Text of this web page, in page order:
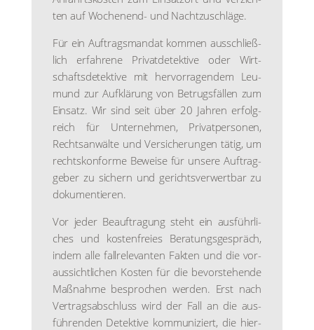
ten auf Wochen­end- und Nacht­zu­schlä­ge.
Für ein Auf­trags­man­dat kom­men aus­schließ­
lich erfah­re­ne Pri­vat­de­tek­ti­ve oder Wirt­
schafts­de­tek­ti­ve mit her­vor­ra­gen­dem Leu­
mund zur Auf­klä­rung von Betrugs­fäl­len zum
Ein­satz. Wir sind seit über 20 Jah­ren erfolg­
reich für Unter­neh­men, Pri­vat­per­so­nen,
Rechts­an­wäl­te und Ver­si­che­run­gen tätig, um
rechts­kon­for­me Bewei­se für unse­re Auf­trag­
ge­ber zu sichern und gerichts­ver­wert­bar zu
doku­men­tie­ren.
Vor jeder Beauf­tra­gung steht ein aus­führ­li­
ches und kos­ten­frei­es Bera­tungs­ge­spräch,
indem alle fall­re­le­van­ten Fak­ten und die vor­
aus­sicht­li­chen Kos­ten für die bevor­ste­hen­de
Maß­nah­me bespro­chen wer­den. Erst nach
Ver­trags­ab­schluss wird der Fall an die aus­
füh­ren­den Detek­ti­ve kom­mu­ni­ziert, die hier­